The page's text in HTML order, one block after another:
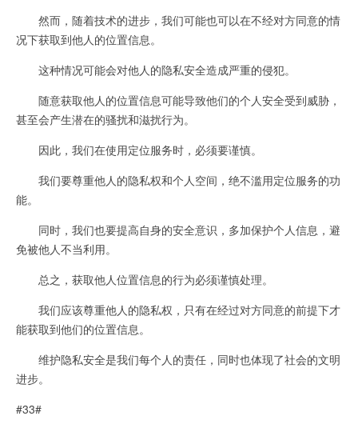
然而，随着技术的进步，我们可能也可以在不经对方同意的情
况下获取到他人的位置信息。
这种情况可能会对他人的隐私安全造成严重的侵犯。
随意获取他人的位置信息可能导致他们的个人安全受到威胁，
甚至会产生潜在的骚扰和滋扰行为。
因此，我们在使用定位服务时，必须要谨慎。
我们要尊重他人的隐私权和个人空间，绝不滥用定位服务的功
能。
同时，我们也要提高自身的安全意识，多加保护个人信息，避
免被他人不当利用。
总之，获取他人位置信息的行为必须谨慎处理。
我们应该尊重他人的隐私权，只有在经过对方同意的前提下才
能获取到他们的位置信息。
维护隐私安全是我们每个人的责任，同时也体现了社会的文明
进步。
#33#